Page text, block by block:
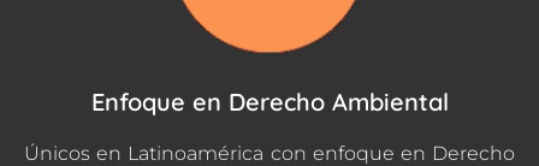
Enfoque en Derecho Ambiental
Únicos en Latinoamérica con enfoque en Derecho